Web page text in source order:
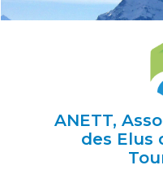
ANETT,
des Elus